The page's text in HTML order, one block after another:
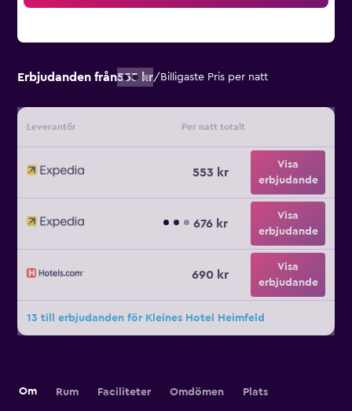
Erbjudanden från553 kr/ Billigaste Pris per natt
Leverantör Per natt totalt
553 kr
Visa
erbjudande
676 kr
Visa
erbjudande
690 kr
Visa
erbjudande
13 till erbjudanden för Kleines Hotel Heimfeld
Om Rum Faciliteter Omdömen Plats